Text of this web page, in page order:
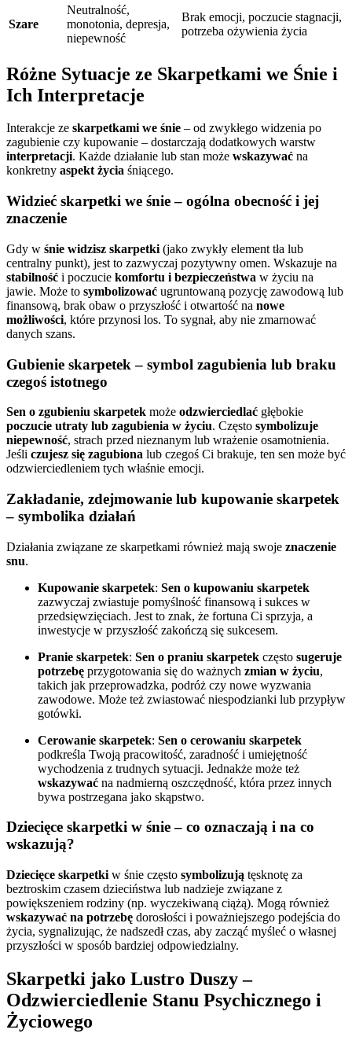
Szare
Neutralność,
monotonia, depresja,
niepewność
Brak emocji, poczucie stagnacji,
potrzeba ożywienia życia
Różne Sytuacje ze Skarpetkami we Śnie i
Ich Interpretacje
Interakcje ze skarpetkami we śnie – od zwykłego widzenia po
zagubienie czy kupowanie – dostarczają dodatkowych warstw
interpretacji. Każde działanie lub stan może wskazywać na
konkretny aspekt życia śniącego.
Widzieć skarpetki we śnie – ogólna obecność i jej
znaczenie
Gdy w śnie widzisz skarpetki (jako zwykły element tła lub
centralny punkt), jest to zazwyczaj pozytywny omen. Wskazuje na
stabilność i poczucie komfortu i bezpieczeństwa w życiu na
jawie. Może to symbolizować ugruntowaną pozycję zawodową lub
finansową, brak obaw o przyszłość i otwartość na nowe
możliwości, które przynosi los. To sygnał, aby nie zmarnować
danych szans.
Gubienie skarpetek – symbol zagubienia lub braku
czegoś istotnego
Sen o zgubieniu skarpetek może odzwierciedlać głębokie
poczucie utraty lub zagubienia w życiu. Często symbolizuje
niepewność, strach przed nieznanym lub wrażenie osamotnienia.
Jeśli czujesz się zagubiona lub czegoś Ci brakuje, ten sen może być
odzwierciedleniem tych właśnie emocji.
Zakładanie, zdejmowanie lub kupowanie skarpetek
– symbolika działań
Działania związane ze skarpetkami również mają swoje znaczenie
snu.
Kupowanie skarpetek: Sen o kupowaniu skarpetek
zazwyczaj zwiastuje pomyślność finansową i sukces w
przedsięwzięciach. Jest to znak, że fortuna Ci sprzyja, a
inwestycje w przyszłość zakończą się sukcesem.
Pranie skarpetek: Sen o praniu skarpetek często sugeruje
potrzebę przygotowania się do ważnych zmian w życiu,
takich jak przeprowadzka, podróż czy nowe wyzwania
zawodowe. Może też zwiastować niespodzianki lub przypływ
gotówki.
Cerowanie skarpetek: Sen o cerowaniu skarpetek
podkreśla Twoją pracowitość, zaradność i umiejętność
wychodzenia z trudnych sytuacji. Jednakże może też
wskazywać na nadmierną oszczędność, która przez innych
bywa postrzegana jako skąpstwo.
Dziecięce skarpetki w śnie – co oznaczają i na co
wskazują?
Dziecięce skarpetki w śnie często symbolizują tęsknotę za
beztroskim czasem dzieciństwa lub nadzieje związane z
powiększeniem rodziny (np. wyczekiwaną ciążą). Mogą również
wskazywać na potrzebę dorosłości i poważniejszego podejścia do
życia, sygnalizując, że nadszedł czas, aby zacząć myśleć o własnej
przyszłości w sposób bardziej odpowiedzialny.
Skarpetki jako Lustro Duszy –
Odzwierciedlenie Stanu Psychicznego i
Życiowego